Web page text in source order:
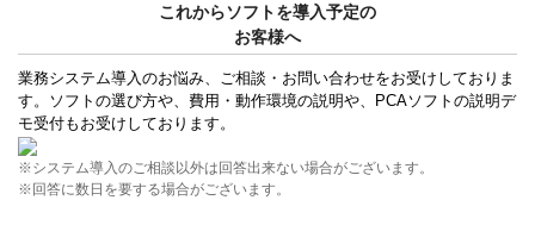
これからソフトを導入予定の
お客様へ
業務システム導入のお悩み、ご相談・お問い合わせをお受けしておりま
す。ソフトの選び方や、費用・動作環境の説明や、PCAソフトの説明デ
モ受付もお受けしております。
※システム導入のご相談以外は回答出来ない場合がございます。
※回答に数日を要する場合がございます。